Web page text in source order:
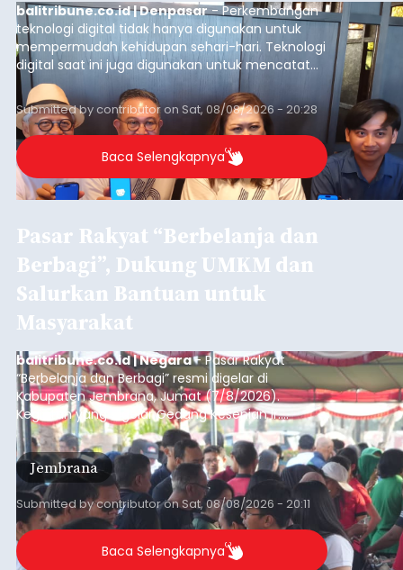
balitribune.co.id | Denpasar- Perkembangan
teknologi digital tidak hanya digunakan untuk
mempermudah kehidupan sehari-hari. Teknologi
digital saat ini juga digunakan untuk mencatat
dan mengelola data base alumni dari suatu
sekolah, salah satunya adalah alumni SMA 1
Denpasar.
Submitted bycontributoron Sat, 08/08/2026 - 20:28
Baca Selengkapnya
Pasar Rakyat “Berbelanja dan
Berbagi”, Dukung UMKM dan
Salurkan Bantuan untuk
Masyarakat
balitribune.co.id | Negara- Pasar Rakyat
“Berbelanja dan Berbagi” resmi digelar di
Kabupaten Jembrana, Jumat (7/8/2026).
Kegiatan yang digelar Gedung Kesenian Ir.
Soekarno ini memadukan pemberdayaan
ekonomi masyarakat dengan aksi sosial tersebut
mendapat antusiasme tinggi dan mencatat nilai
transaksi mencapai Rp672.733.200.
Jembrana
Submitted bycontributoronSat, 08/08/2026 - 20:11
Baca Selengkapnya